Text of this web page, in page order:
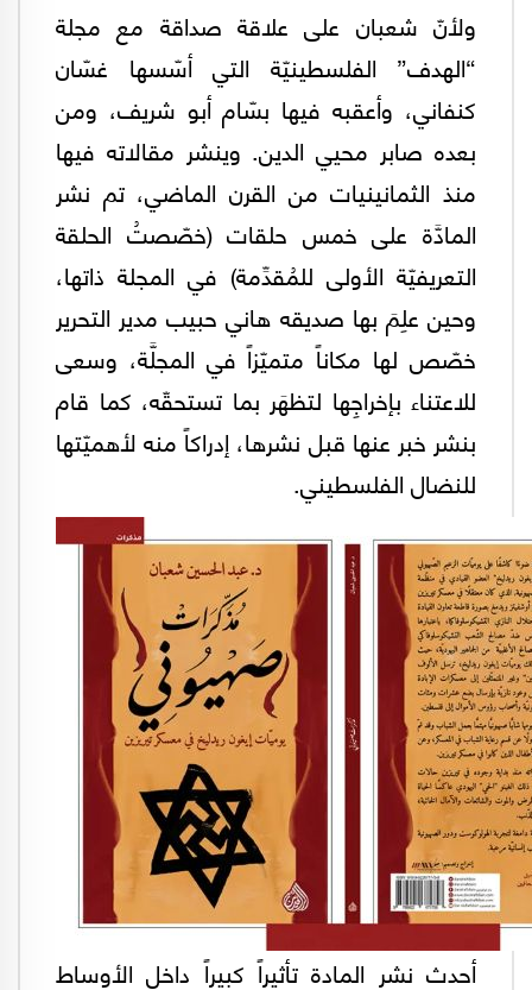
ولأنّ شعبان على علاقة صداقة مع مجلة
“الهدف” الفلسطينيّة التي أسّسها غسّان
كنفاني، وأعقبه فيها بسّام أبو شريف، ومن
بعده صابر محيي الدين. وينشر مقالاته فيها
منذ الثمانينيات من القرن الماضي، تم نشر
المادَّة على خمس حلقات (خصّصتُ الحلقة
التعريفيّة الأولى للمُقدِّمة) في المجلة ذاتها،
وحين علِمَ بها صديقه هاني حبيب مدير التحرير
خصّص لها مكاناً متميّزاً في المجلَّة، وسعى
للاعتناء بإخراجِها لتظهَر بما تستحقّه، كما قام
بنشر خبر عنها قبل نشرها، إدراكاً منه لأهميّتها
للنضال الفلسطيني.
أحدث نشر المادة تأثيراً كبيراً داخل الأوساط